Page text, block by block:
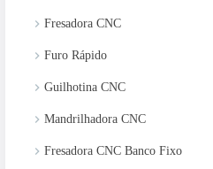
keyboard_arrow_right Fresadora CNC
keyboard_arrow_right Furo Rápido
keyboard_arrow_right Guilhotina CNC
keyboard_arrow_right Mandrilhadora CNC
keyboard_arrow_right Fresadora CNC Banco Fixo